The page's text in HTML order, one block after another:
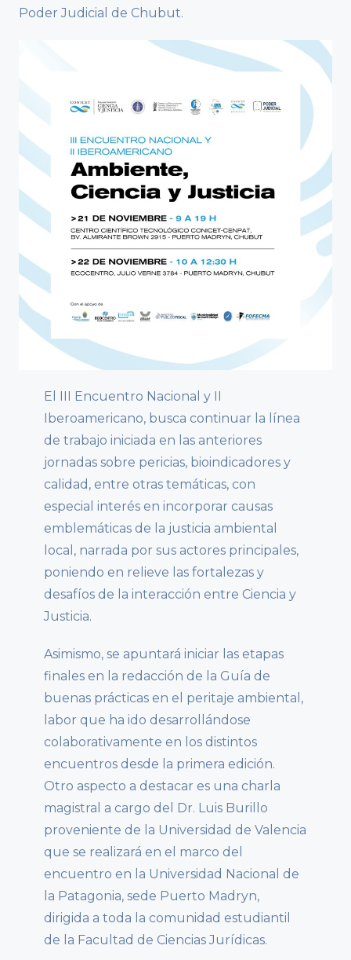
Poder Judicial de Chubut.
El III Encuentro Nacional y II
Iberoamericano, busca continuar la línea
de trabajo iniciada en las anteriores
jornadas sobre pericias, bioindicadores y
calidad, entre otras temáticas, con
especial interés en incorporar causas
emblemáticas de la justicia ambiental
local, narrada por sus actores principales,
poniendo en relieve las fortalezas y
desafíos de la interacción entre Ciencia y
Justicia.
Asimismo, se apuntará iniciar las etapas
finales en la redacción de la Guía de
buenas prácticas en el peritaje ambiental,
labor que ha ido desarrollándose
colaborativamente en los distintos
encuentros desde la primera edición.
Otro aspecto a destacar es una charla
magistral a cargo del Dr. Luis Burillo
proveniente de la Universidad de Valencia
que se realizará en el marco del
encuentro en la Universidad Nacional de
la Patagonia, sede Puerto Madryn,
dirigida a toda la comunidad estudiantil
de la Facultad de Ciencias Jurídicas.